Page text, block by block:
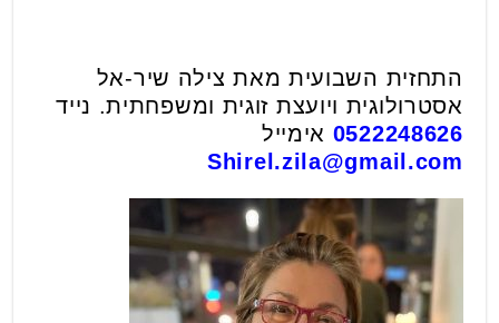
התחזית השבועית מאת צילה שיר-אל
אסטרולוגית ויועצת זוגית ומשפחתית. נייד
0522248626 אימייל
Shirel.zila@gmail.com